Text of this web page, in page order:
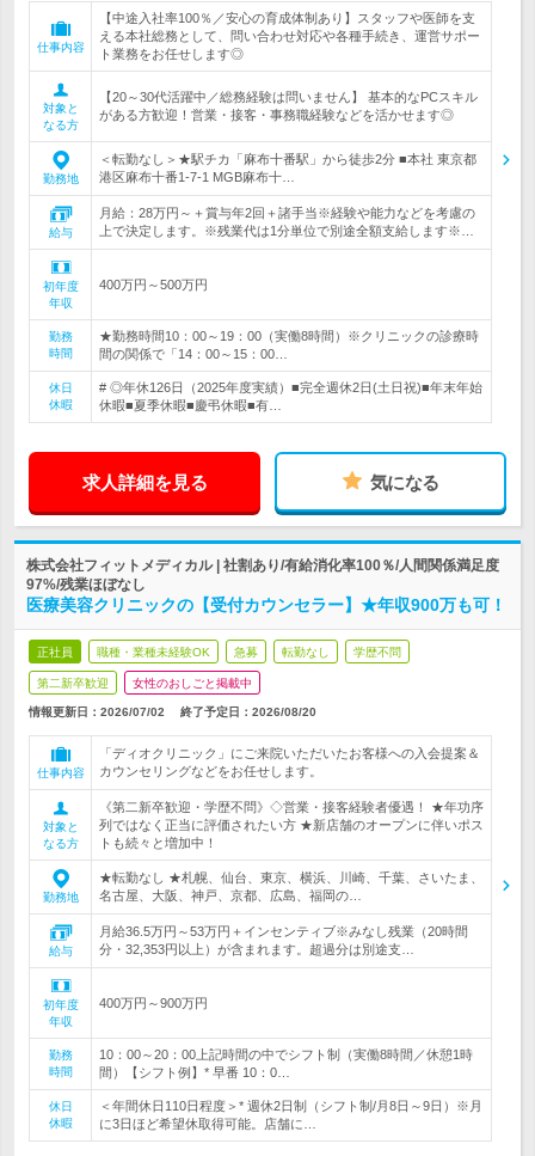
仕事内容
【中途入社率100％／安心の育成体制あり】スタッフや医師を支
える本社総務として、問い合わせ対応や各種手続き、運営サポー
ト業務をお任せします◎
対象と
なる方
【20～30代活躍中／総務経験は問いません】 基本的なPCスキル
がある方歓迎！営業・接客・事務職経験などを活かせます◎
勤務地
＜転勤なし＞★駅チカ「麻布十番駅」から徒歩2分 ■本社 東京都
港区麻布十番1-7-1 MGB麻布十…
給与
月給：28万円～＋賞与年2回＋諸手当※経験や能力などを考慮の
上で決定します。※残業代は1分単位で別途全額支給します※…
初年度
年収
400万円～500万円
勤務
時間
★勤務時間10：00～19：00（実働8時間）※クリニックの診療時
間の関係で「14：00～15：00…
休日
休暇
# ◎年休126日（2025年度実績）■完全週休2日(土日祝)■年末年始
休暇■夏季休暇■慶弔休暇■有…
求人詳細を見る 気になる
株式会社フィットメディカル | 社割あり/有給消化率100％/人間関係満足度
97%/残業ほぼなし
医療美容クリニックの【受付カウンセラー】★年収900万も可！
正社員 職種・業種未経験OK 急募 転勤なし 学歴不問
第二新卒歓迎 女性のおしごと掲載中
情報更新日：2026/07/02 終了予定日： 2026/08/20
仕事内容
「ディオクリニック」にご来院いただいたお客様への入会提案＆
カウンセリングなどをお任せします。
対象と
なる方
《第二新卒歓迎・学歴不問》◇営業・接客経験者優遇！ ★年功序
列ではなく正当に評価されたい方 ★新店舗のオープンに伴いポス
トも続々と増加中！
勤務地
★転勤なし ★札幌、仙台、東京、横浜、川崎、千葉、さいたま、
名古屋、大阪、神戸、京都、広島、福岡の…
給与
月給36.5万円～53万円＋インセンティブ※みなし残業（20時間
分・32,353円以上）が含まれます。超過分は別途支…
初年度
年収
400万円～900万円
勤務
時間
10：00～20：00上記時間の中でシフト制（実働8時間／休憩1時
間）【シフト例】* 早番 10：0…
休日
休暇
＜年間休日110日程度＞* 週休2日制（シフト制/月8日～9日）※月
に3日ほど希望休取得可能。店舗に…